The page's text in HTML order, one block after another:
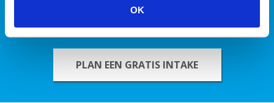
OK
kilo’s aan gaan?
PLAN EEN GRATIS INTAKE